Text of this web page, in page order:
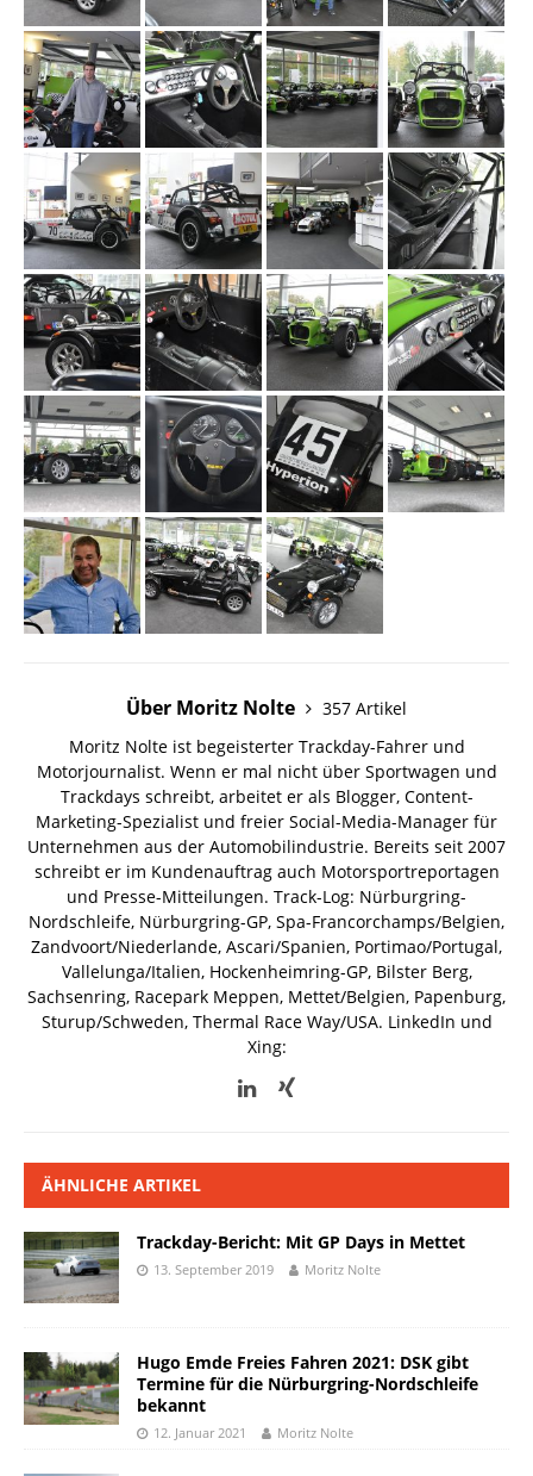
Über Moritz Nolte
357 Artikel
Moritz Nolte ist begeisterter Trackday-Fahrer und
Motorjournalist. Wenn er mal nicht über Sportwagen und
Trackdays schreibt, arbeitet er als Blogger, Content-
Marketing-Spezialist und freier Social-Media-Manager für
Unternehmen aus der Automobilindustrie. Bereits seit 2007
schreibt er im Kundenauftrag auch Motorsportreportagen
und Presse-Mitteilungen. Track-Log: Nürburgring-
Nordschleife, Nürburgring-GP, Spa-Francorchamps/Belgien,
Zandvoort/Niederlande, Ascari/Spanien, Portimao/Portugal,
Vallelunga/Italien, Hockenheimring-GP, Bilster Berg,
Sachsenring, Racepark Meppen, Mettet/Belgien, Papenburg,
Sturup/Schweden, Thermal Race Way/USA. LinkedIn und
Xing:
ÄHNLICHE ARTIKEL
Trackday-Bericht: Mit GP Days in Mettet
13. September 2019 Moritz Nolte
Hugo Emde Freies Fahren 2021: DSK gibt
Termine für die Nürburgring-Nordschleife
bekannt
12. Januar 2021 Moritz Nolte